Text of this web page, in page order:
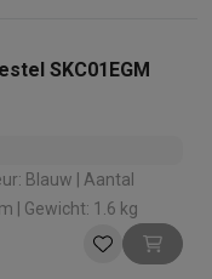
SKC01EGM
| Aantal
48 cm | Gewicht: 1.6 kg